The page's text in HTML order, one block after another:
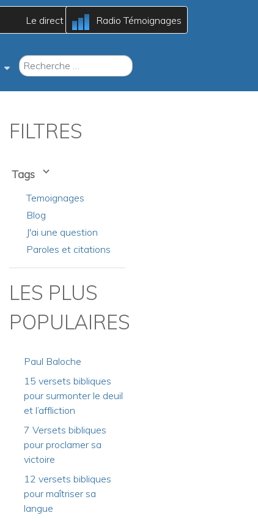
Le direct
A
B
c Radio Témoignages
RECHERCHER
FILTRES
Tags
Temoignages
Blog
J'ai une question
Paroles et citations
LES PLUS
POPULAIRES
Paul Baloche
15 versets bibliques
pour surmonter le deuil
et l’affliction
7 Versets bibliques
pour proclamer sa
victoire
12 versets bibliques
pour maîtriser sa
langue